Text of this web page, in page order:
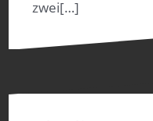
zwei[…]